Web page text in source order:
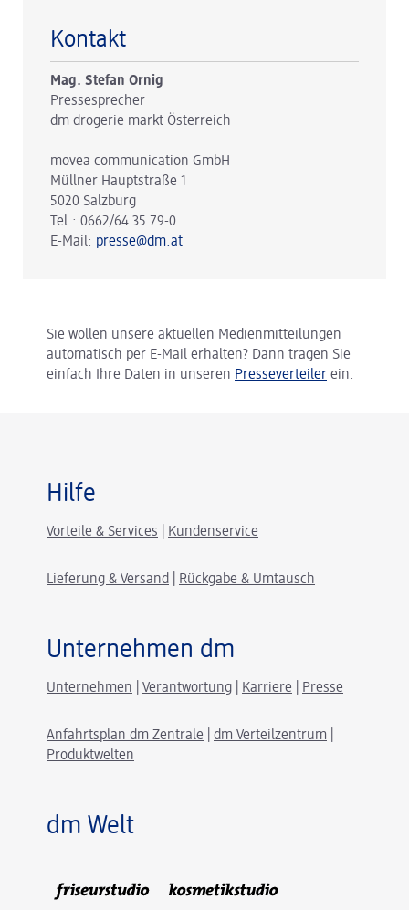
Kontakt
Mag. Stefan Ornig
Pressesprecher
dm drogerie markt Österreich
movea communication GmbH
Müllner Hauptstraße 1
5020 Salzburg
Tel.: 0662/64 35 79-0
E-Mail: presse@dm.at
Sie wollen unsere aktuellen Medienmitteilungen
automatisch per E-Mail erhalten? Dann tragen Sie
einfach Ihre Daten in unseren Presseverteiler ein.
Hilfe
Vorteile & Services Kundenservice
Lieferung & Versand Rückgabe & Umtausch
Unternehmen dm
Unternehmen Verantwortung Karriere Presse
Anfahrtsplan dm Zentrale dm Verteilzentrum
Produktwelten
dm Welt